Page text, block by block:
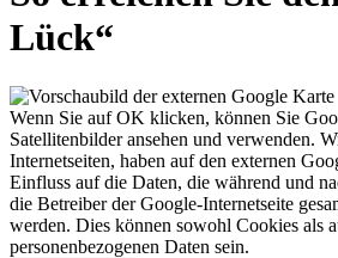
Lück“
Wenn Sie auf OK klicken, können Sie
Satellitenbilder ansehen und verwenden.
Internetseiten, haben auf den externen
Einfluss auf die Daten, die während und
die Betreiber der Google-Internetseite
werden. Dies können sowohl Cookies als
personenbezogenen Daten sein.